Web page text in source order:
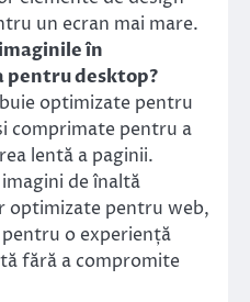
un ecran mai mare.
în
pentru desktop?
optimizate pentru
comprimate pentru a
lentă a paginii.
de înaltă
optimizate pentru web,
o experiență
fără a compromite